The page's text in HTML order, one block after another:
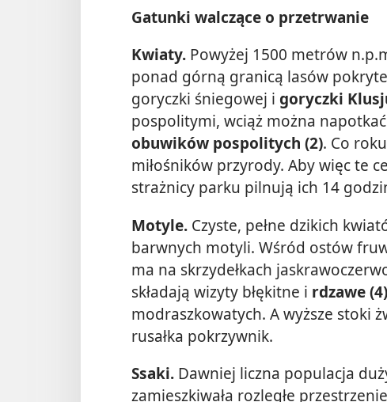
Gatunki walczące o przetrwanie
Kwiaty. Powyżej 1500 metrów
ponad górną granicą lasów
goryczki śniegowej i goryczki
pospolitymi, wciąż można
obuwików pospolitych (2). Co
miłośników przyrody. Aby więc te
strażnicy parku pilnują ich 14
Motyle. Czyste, pełne dzikich
barwnych motyli. Wśród ostów
ma na skrzydełkach
składają wizyty błękitne i rdzawe (4)
modraszkowatych. A wyższe stoki
rusałka pokrzywnik.
Ssaki. Dawniej liczna populacja
zamieszkiwała rozległe